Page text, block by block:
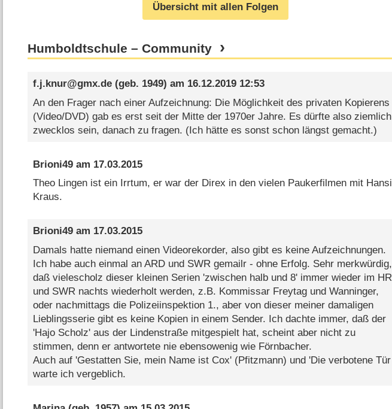
Übersicht mit allen Folgen
Humboldtschule – Community
f.j.knur@gmx.de(geb. 1949) am 16.12.2019 12:53
An den Frager nach einer Aufzeichnung: Die Möglichkeit des privaten Kopierens
(Video/DVD) gab es erst seit der Mitte der 1970er Jahre. Es dürfte also ziemlich
zwecklos sein, danach zu fragen. (Ich hätte es sonst schon längst gemacht.)
Brioni49am 17.03.2015
Theo Lingen ist ein Irrtum, er war der Direx in den vielen Paukerfilmen mit Hansi
Kraus.
Brioni49am 17.03.2015
Damals hatte niemand einen Videorekorder, also gibt es keine Aufzeichnungen.
Ich habe auch einmal an ARD und SWR gemailr - ohne Erfolg. Sehr merkwürdig,
daß vielescholz dieser kleinen Serien 'zwischen halb und 8' immer wieder im HR
und SWR nachts wiederholt werden, z.B. Kommissar Freytag und Wanninger,
oder nachmittags die Polizeiinspektion 1., aber von dieser meiner damaligen
Lieblingsserie gibt es keine Kopien in einem Sender. Ich dachte immer, daß der
'Hajo Scholz' aus der Lindenstraße mitgespielt hat, scheint aber nicht zu
stimmen, denn er antwortete nie ebensowenig wie Förnbacher.
Auch auf 'Gestatten Sie, mein Name ist Cox' (Pfitzmann) und 'Die verbotene Tür
warte ich vergeblich.